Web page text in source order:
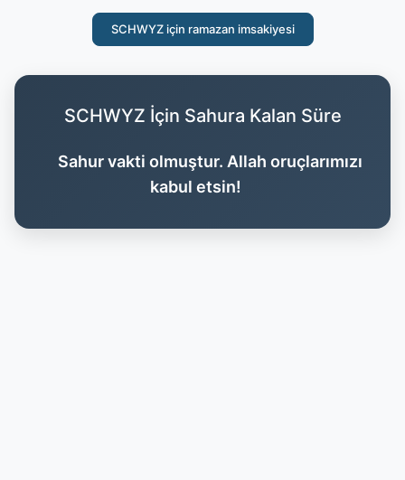
SCHWYZ için ramazan imsakiyesi
SCHWYZ İçin Sahura Kalan Süre
Sahur vakti olmuştur. Allah oruçlarımızı
kabul etsin!